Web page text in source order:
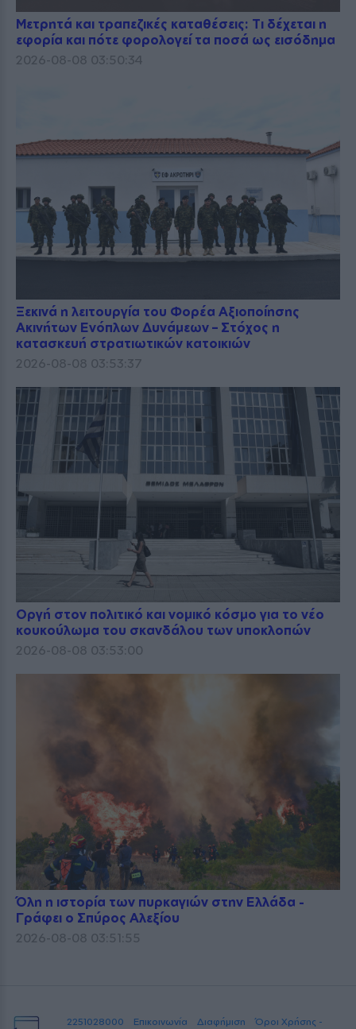
Μετρητά και τραπεζικές καταθέσεις: Τι δέχεται η
εφορία και πότε φορολογεί τα ποσά ως εισόδημα
2026-08-08 03:50:34
Ξεκινά η λειτουργία του Φορέα Αξιοποίησης
Ακινήτων Ενόπλων Δυνάμεων – Στόχος η
κατασκευή στρατιωτικών κατοικιών
2026-08-08 03:53:37
Οργή στον πολιτικό και νομικό κόσμο για το νέο
κουκούλωμα του σκανδάλου των υποκλοπών
2026-08-08 03:53:00
Όλη η ιστορία των πυρκαγιών στην Ελλάδα -
Γράφει ο Σπύρος Αλεξίου
2026-08-08 03:51:55
2251028000 Επικοινωνία Διαφήμιση Όροι Χρήσης -